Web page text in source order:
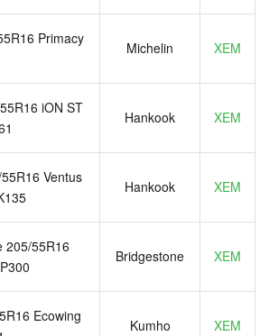
Primacy
Michelin XEM
iON ST
Hankook XEM
Ventus
Hankook XEM
205/55R16
Bridgestone XEM
Ecowing
Kumho XEM